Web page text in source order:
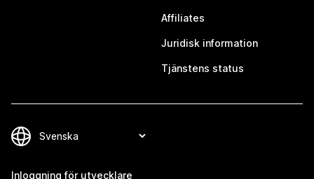
Affiliates
Juridisk information
Tjänstens status
Inloggning för utvecklare